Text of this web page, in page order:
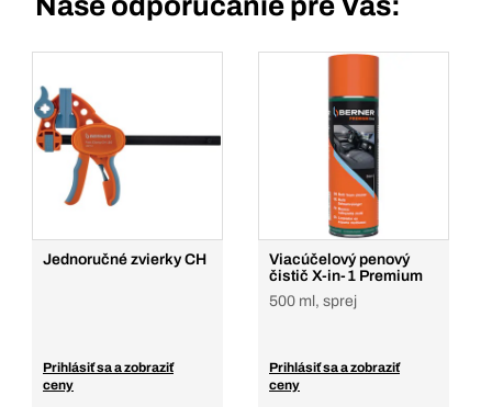
Jednoručné zvierky CH
Prihlásiť sa a zobraziť
ceny
Viacúčelový penový
čistič X-in-1 Premium
500 ml, sprej
Prihlásiť sa a zobraziť
ceny